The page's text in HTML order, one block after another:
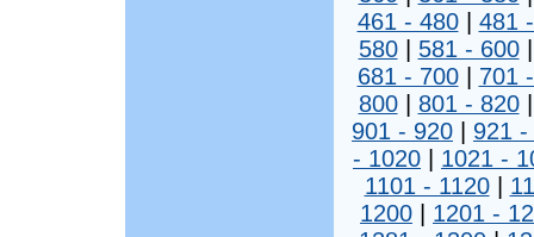
461 - 480| 481
580| 581 - 600
681 - 700| 701
800| 801 - 820
901 - 920
921 -
- 1020
1021 -
1101 - 1120|
1200
1201 -